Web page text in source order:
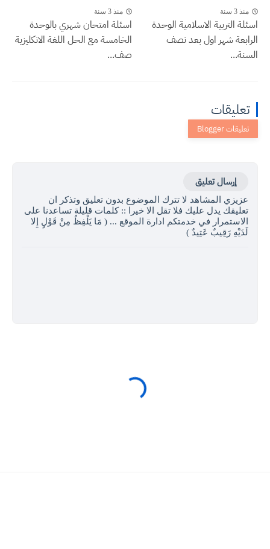
منذ 3 سنة
اسئلة التربية الاسلامية الوحدة
الرابعة شهر اول بعد نصف
السنة...
منذ 3 سنة
اسئلة امتحان شهري بالوحدة
الخامسة مع الحل اللغة الانكليزية
صف...
تعليقات
إرسال تعليق
عزيزي المشاهد لا تترك الموضوع بدون تعليق وتذكر ان
تعليقك يدل عليك فلا تقل الا خيرا :: كلمات قليلة تساعدنا على
الاستمرار في خدمتكم ادارة الموقع ... ( مَا يَلْفِظُ مِنْ قَوْلٍ إِلا
لَدَيْهِ رَقِيبٌ عَتِيدٌ )